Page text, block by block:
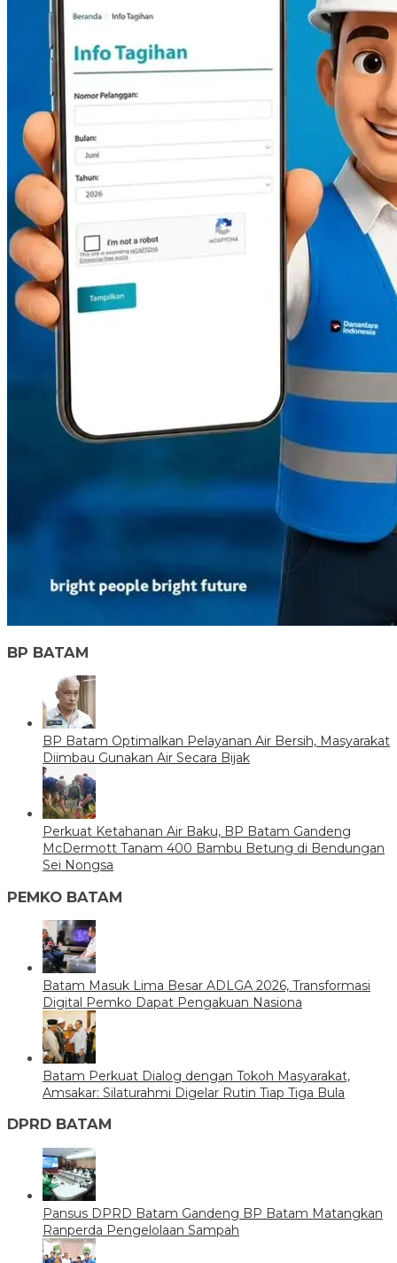
BP BATAM
BP Batam Optimalkan Pelayanan Air Bersih, Masyarakat
Diimbau Gunakan Air Secara Bijak
Perkuat Ketahanan Air Baku, BP Batam Gandeng
McDermott Tanam 400 Bambu Betung di Bendungan
Sei Nongsa
PEMKO BATAM
Batam Masuk Lima Besar ADLGA 2026, Transformasi
Digital Pemko Dapat Pengakuan Nasiona
Batam Perkuat Dialog dengan Tokoh Masyarakat,
Amsakar: Silaturahmi Digelar Rutin Tiap Tiga Bula
DPRD BATAM
Pansus DPRD Batam Gandeng BP Batam Matangkan
Ranperda Pengelolaan Sampah